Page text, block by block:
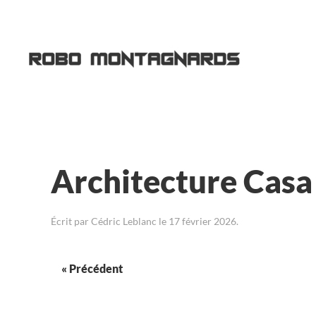
Architecture Casa
Écrit par Cédric Leblanc le 17 février 2026.
« Précédent